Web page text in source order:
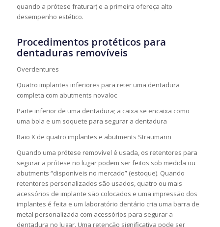
quando a prótese fraturar) e a primeira ofereça alto
desempenho estético.
Procedimentos protéticos para
dentaduras removíveis
Overdentures
Quatro implantes inferiores para reter uma dentadura
completa com abutments novaloc
Parte inferior de uma dentadura; a caixa se encaixa como
uma bola e um soquete para segurar a dentadura
Raio X de quatro implantes e abutments Straumann
Quando uma prótese removível é usada, os retentores para
segurar a prótese no lugar podem ser feitos sob medida ou
abutments “disponíveis no mercado” (estoque). Quando
retentores personalizados são usados, quatro ou mais
acessórios de implante são colocados e uma impressão dos
implantes é feita e um laboratório dentário cria uma barra de
metal personalizada com acessórios para segurar a
dentadura no lugar. Uma retenção significativa pode ser